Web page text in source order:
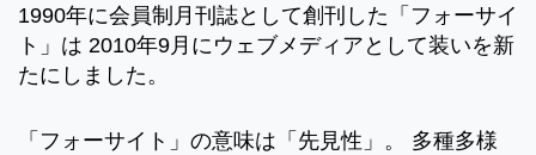
1990年に会員制月刊誌として創刊した「フォーサイ
ト」は 2010年9月にウェブメディアとして装いを新
たにしました。
「フォーサイト」の意味は「先見性」。 多種多様